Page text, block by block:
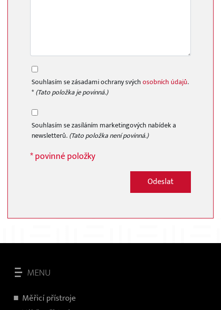
Souhlasím se zásadami ochrany svýchosobních údajů.
*(Tato položka je povinná.)
Souhlasím se zasíláním marketingových nabídek a
newsletterů.(Tato položka není povinná.)
* povinné položky
Odeslat
MENU
Měřicí přístroje